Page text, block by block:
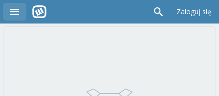
Zaloguj się